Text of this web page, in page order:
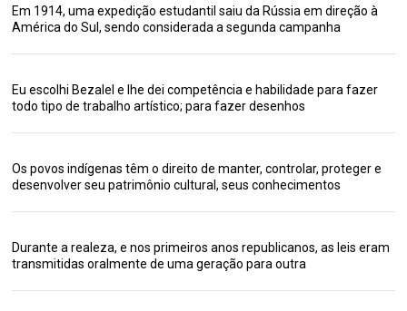
Em 1914, uma expedição estudantil saiu da Rússia em direção à
América do Sul, sendo considerada a segunda campanha
Eu escolhi Bezalel e lhe dei competência e habilidade para fazer
todo tipo de trabalho artístico; para fazer desenhos
Os povos indígenas têm o direito de manter, controlar, proteger e
desenvolver seu patrimônio cultural, seus conhecimentos
Durante a realeza, e nos primeiros anos republicanos, as leis eram
transmitidas oralmente de uma geração para outra